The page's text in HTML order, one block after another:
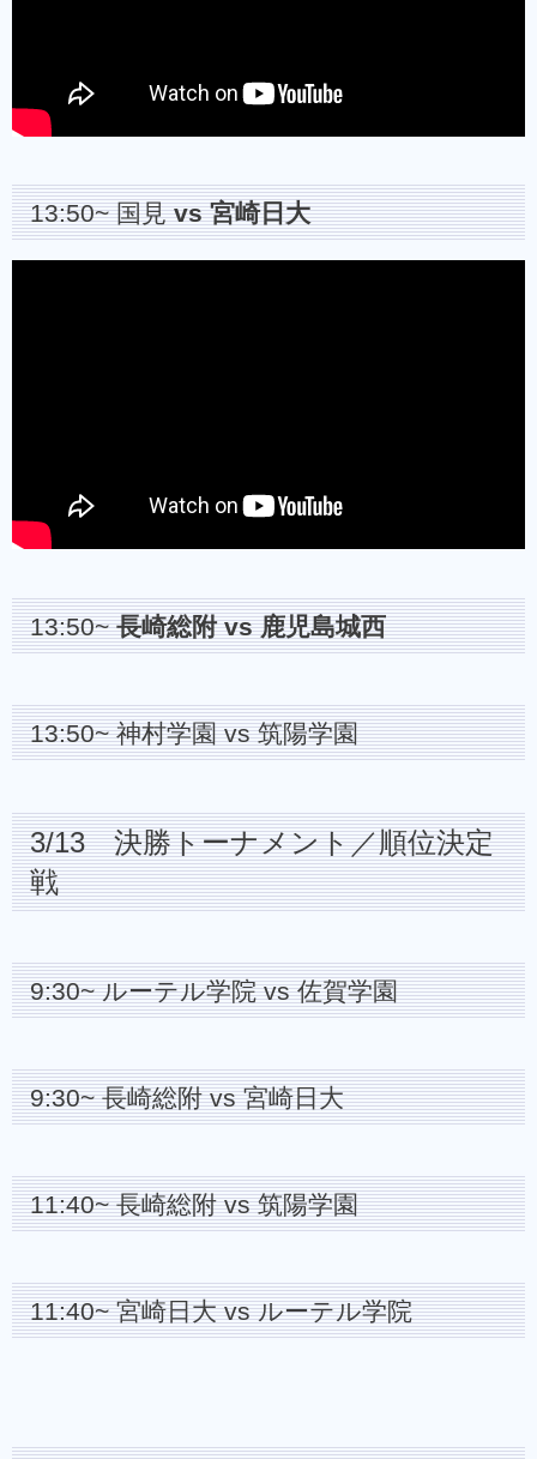
13:50~ 国見vs 宮崎日大
13:50~長崎総附 vs 鹿児島城西
13:50~ 神村学園 vs 筑陽学園
3/13 決勝トーナメント／順位決定
戦
9:30~ ルーテル学院 vs 佐賀学園
9:30~ 長崎総附 vs 宮崎日大
11:40~ 長崎総附 vs 筑陽学園
11:40~ 宮崎日大 vs ルーテル学院